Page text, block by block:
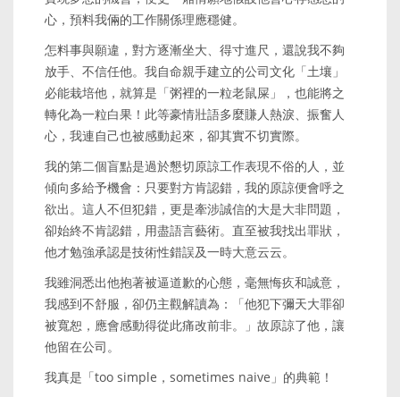
心，預料我倆的工作關係理應穩健。
怎料事與願違，對方逐漸坐大、得寸進尺，還說我不夠
放手、不信任他。我自命親手建立的公司文化「土壤」
必能栽培他，就算是「粥裡的一粒老鼠屎」，也能將之
轉化為一粒白果！此等豪情壯語多麼賺人熱淚、振奮人
心，我連自己也被感動起來，卻其實不切實際。
我的第二個盲點是過於懇切原諒工作表現不俗的人，並
傾向多給予機會：只要對方肯認錯，我的原諒便會呼之
欲出。這人不但犯錯，更是牽涉誠信的大是大非問題，
卻始終不肯認錯，用盡語言藝術。直至被我找出罪狀，
他才勉強承認是技術性錯誤及一時大意云云。
我雖洞悉出他抱著被逼道歉的心態，毫無悔疚和誠意，
我感到不舒服，卻仍主觀解讀為：「他犯下彌天大罪卻
被寬恕，應會感動得從此痛改前非。」故原諒了他，讓
他留在公司。
我真是「too simple，sometimes naive」的典範！